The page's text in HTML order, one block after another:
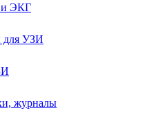
и ЭКГ
для УЗИ
журналы